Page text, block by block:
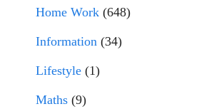
Home Work (648)
Information (34)
Lifestyle (1)
Maths (9)